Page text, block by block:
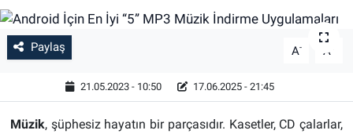
Paylaş A- A
21.05.2023 - 10:50 17.06.2025 - 21:45
Müzik, şüphesiz hayatın bir parçasıdır. Kasetler, CD çalarlar,